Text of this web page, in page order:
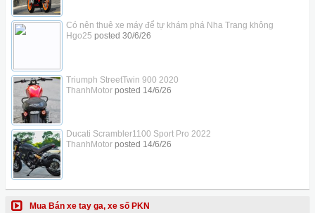
Có nên thuê xe máy để tự khám phá Nha Trang không
Hgo25 posted 30/6/26
Triumph StreetTwin 900 2020
ThanhMotorposted 14/6/26
Ducati Scrambler1100 Sport Pro 2022
ThanhMotorposted 14/6/26
Mua Bán xe tay ga, xe số PKN